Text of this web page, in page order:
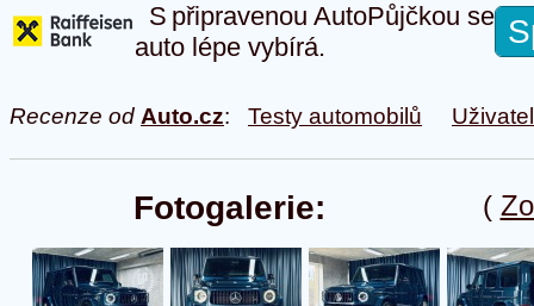
S připravenou AutoPůjčkou se
auto lépe vybírá.
Recenze od Auto.cz: Testy automobilů
(
Fotogalerie: